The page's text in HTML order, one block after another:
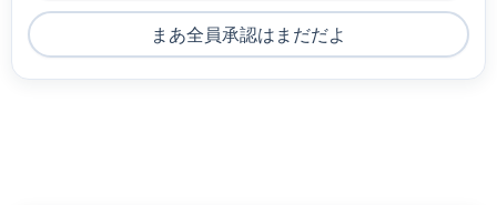
まあ全員承認はまだだよ